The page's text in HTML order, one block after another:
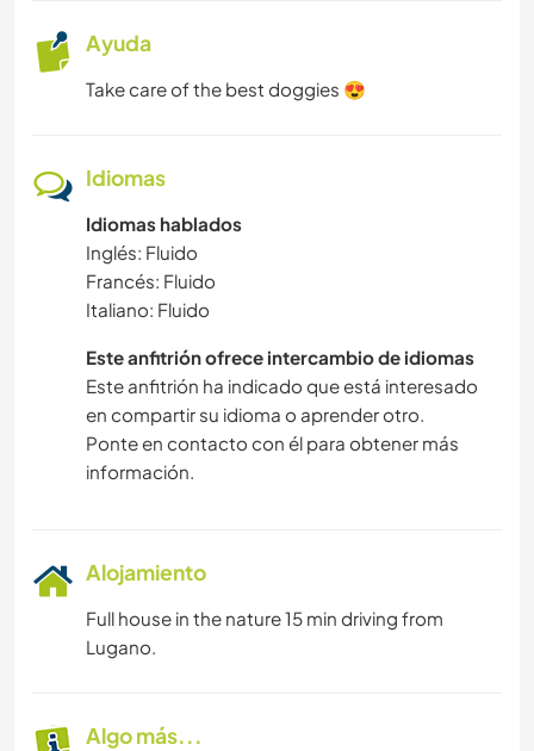
Ayuda
Take care of the best doggies 😍
Idiomas
Idiomas hablados
Inglés: Fluido
Francés: Fluido
Italiano: Fluido
Este anfitrión ofrece intercambio de idiomas
Este anfitrión ha indicado que está interesado
en compartir su idioma o aprender otro.
Ponte en contacto con él para obtener más
información.
Alojamiento
Full house in the nature 15 min driving from
Lugano.
Algo más...